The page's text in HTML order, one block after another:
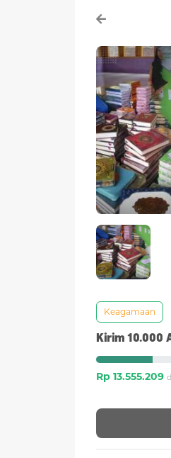
Keagamaan
Kirim 10.000
Rp 13.555.209